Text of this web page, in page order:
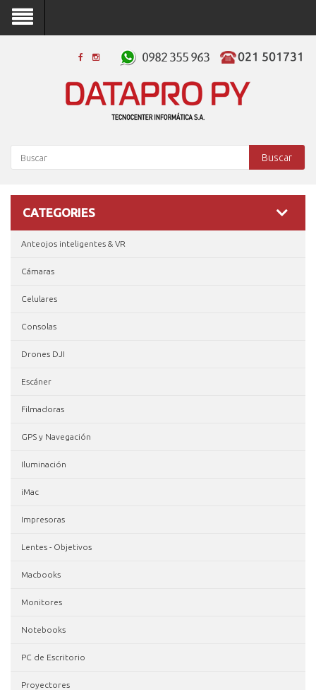
Buscar
CATEGORIES
Anteojos inteligentes & VR
Cámaras
Celulares
Consolas
Drones DJI
Escáner
Filmadoras
GPS y Navegación
Iluminación
iMac
Impresoras
Lentes - Objetivos
Macbooks
Monitores
Notebooks
PC de Escritorio
Proyectores